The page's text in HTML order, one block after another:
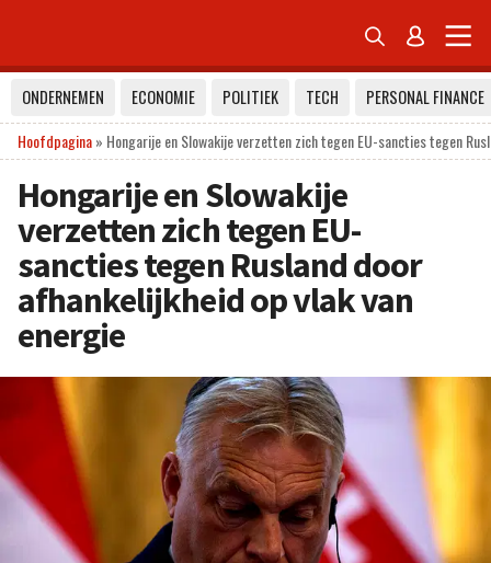
 
ONDERNEMEN ECONOMIE POLITIEK TECH
PERSONAL FINANCE
Hoofdpagina» Hongarije en Slowakije verzetten zich tegen EU-sancties tegen
Hongarije en Slowakije
verzetten zich tegen EU-
sancties tegen Rusland door
afhankelijkheid op vlak van
energie